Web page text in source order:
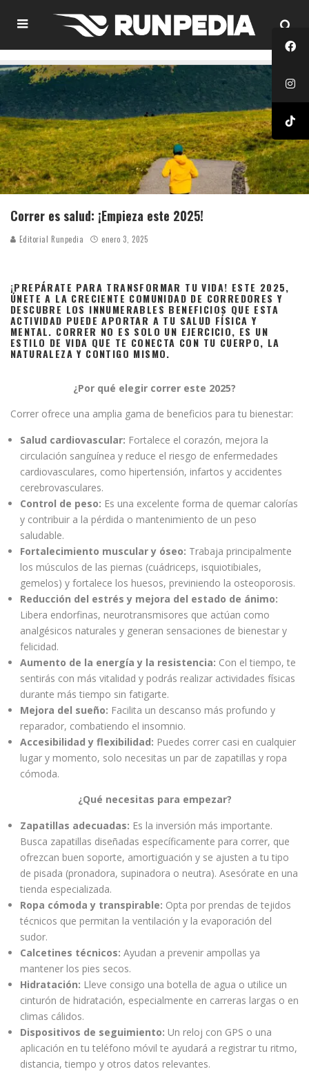
Correr es salud: ¡Empieza este 2025!
Editorial Runpedia enero 3, 2025
¡PREPÁRATE PARA TRANSFORMAR TU VIDA! ESTE 2025,
ÚNETE A LA CRECIENTE COMUNIDAD DE CORREDORES Y
DESCUBRE LOS INNUMERABLES BENEFICIOS QUE ESTA
ACTIVIDAD PUEDE APORTAR A TU SALUD FÍSICA Y
MENTAL. CORRER NO ES SOLO UN EJERCICIO, ES UN
ESTILO DE VIDA QUE TE CONECTA CON TU CUERPO, LA
NATURALEZA Y CONTIGO MISMO.
¿Por qué elegir correr este 2025?
Correr ofrece una amplia gama de beneficios para tu bienestar:
Salud cardiovascular: Fortalece el corazón, mejora la
circulación sanguínea y reduce el riesgo de enfermedades
cardiovasculares, como hipertensión, infartos y accidentes
cerebrovasculares.
Control de peso: Es una excelente forma de quemar calorías
y contribuir a la pérdida o mantenimiento de un peso
saludable.
Fortalecimiento muscular y óseo: Trabaja principalmente
los músculos de las piernas (cuádriceps, isquiotibiales,
gemelos) y fortalece los huesos, previniendo la osteoporosis.
Reducción del estrés y mejora del estado de ánimo:
Libera endorfinas, neurotransmisores que actúan como
analgésicos naturales y generan sensaciones de bienestar y
felicidad.
Aumento de la energía y la resistencia: Con el tiempo, te
sentirás con más vitalidad y podrás realizar actividades físicas
durante más tiempo sin fatigarte.
Mejora del sueño: Facilita un descanso más profundo y
reparador, combatiendo el insomnio.
Accesibilidad y flexibilidad: Puedes correr casi en cualquier
lugar y momento, solo necesitas un par de zapatillas y ropa
cómoda.
¿Qué necesitas para empezar?
Zapatillas adecuadas: Es la inversión más importante.
Busca zapatillas diseñadas específicamente para correr, que
ofrezcan buen soporte, amortiguación y se ajusten a tu tipo
de pisada (pronadora, supinadora o neutra). Asesórate en una
tienda especializada.
Ropa cómoda y transpirable: Opta por prendas de tejidos
técnicos que permitan la ventilación y la evaporación del
sudor.
Calcetines técnicos: Ayudan a prevenir ampollas ya
mantener los pies secos.
Hidratación: Lleve consigo una botella de agua o utilice un
cinturón de hidratación, especialmente en carreras largas o en
climas cálidos.
Dispositivos de seguimiento: Un reloj con GPS o una
aplicación en tu teléfono móvil te ayudará a registrar tu ritmo,
distancia, tiempo y otros datos relevantes.